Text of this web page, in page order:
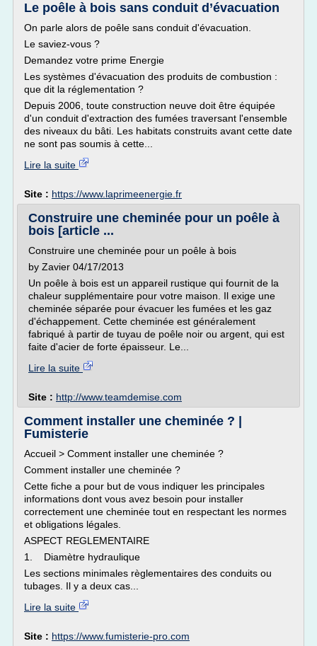
Le poêle à bois sans conduit d’évacuation
On parle alors de poêle sans conduit d'évacuation.
Le saviez-vous ?
Demandez votre prime Energie
Les systèmes d'évacuation des produits de combustion :
que dit la réglementation ?
Depuis 2006, toute construction neuve doit être équipée
d'un conduit d'extraction des fumées traversant l'ensemble
des niveaux du bâti. Les habitats construits avant cette date
ne sont pas soumis à cette...
Lire la suite
Site : https://www.laprimeenergie.fr
Construire une cheminée pour un poêle à
bois [article ...
Construire une cheminée pour un poêle à bois
by Zavier 04/17/2013
Un poêle à bois est un appareil rustique qui fournit de la
chaleur supplémentaire pour votre maison. Il exige une
cheminée séparée pour évacuer les fumées et les gaz
d'échappement. Cette cheminée est généralement
fabriqué à partir de tuyau de poêle noir ou argent, qui est
faite d'acier de forte épaisseur. Le...
Lire la suite
Site : http://www.teamdemise.com
Comment installer une cheminée ? |
Fumisterie
Accueil > Comment installer une cheminée ?
Comment installer une cheminée ?
Cette fiche a pour but de vous indiquer les principales
informations dont vous avez besoin pour installer
correctement une cheminée tout en respectant les normes
et obligations légales.
ASPECT REGLEMENTAIRE
1. Diamètre hydraulique
Les sections minimales règlementaires des conduits ou
tubages. Il y a deux cas...
Lire la suite
Site : https://www.fumisterie-pro.com